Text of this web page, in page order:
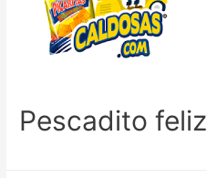
Pescadito feliz